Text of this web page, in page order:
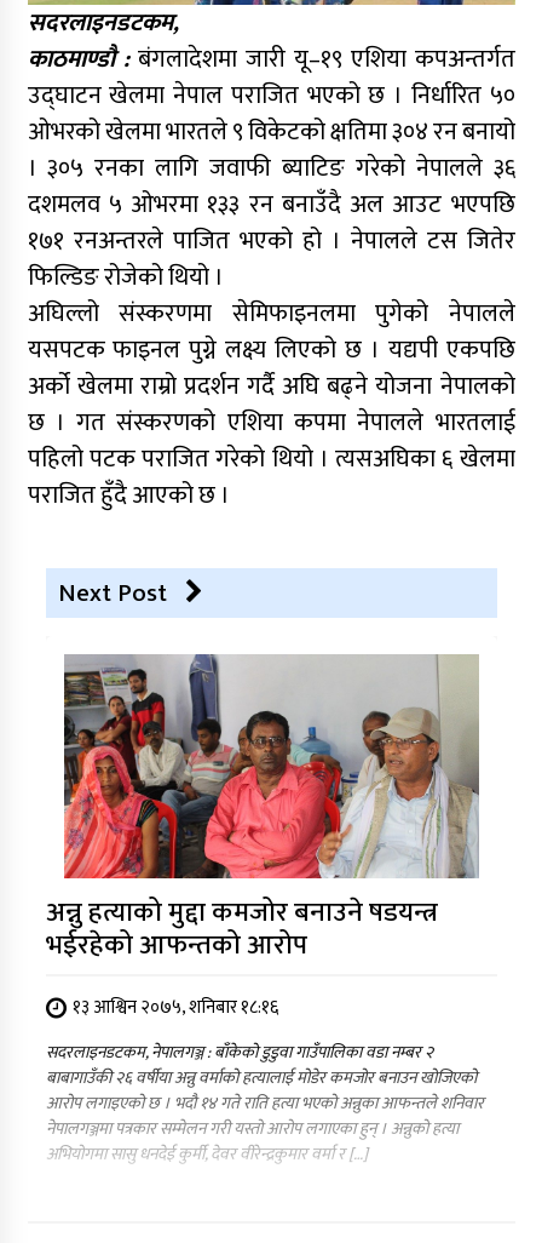
सदरलाइनडटकम,
काठमाण्डौ :बंगलादेशमा जारी यू–१९ एशिया कपअन्तर्गत
उद्घाटन खेलमा नेपाल पराजित भएको छ । निर्धारित ५०
ओभरको खेलमा भारतले ९ विकेटको क्षतिमा ३०४ रन बनायो
। ३०५ रनका लागि जवाफी ब्याटिङ गरेको नेपालले ३६
दशमलव ५ ओभरमा १३३ रन बनाउँदै अल आउट भएपछि
१७१ रनअन्तरले पाजित भएको हो । नेपालले टस जितेर
फिल्डिङ रोजेको थियो ।
अघिल्लो संस्करणमा सेमिफाइनलमा पुगेको नेपालले
यसपटक फाइनल पुग्ने लक्ष्य लिएको छ । यद्यपी एकपछि
अर्को खेलमा राम्रो प्रदर्शन गर्दै अघि बढ्ने योजना नेपालको
छ । गत संस्करणको एशिया कपमा नेपालले भारतलाई
पहिलो पटक पराजित गरेको थियो । त्यसअघिका ६ खेलमा
पराजित हुँदै आएको छ ।
Next Post
अन्नु हत्याको मुद्दा कमजोर बनाउने षडयन्त्र
भईरहेको आफन्तको आरोप
१३ आश्विन २०७५, शनिबार १८:१६
सदरलाइनडटकम, नेपालगञ्ज : बाँकेको डुडुवा गाउँपालिका वडा नम्बर २
बाबागाउँकी २६ वर्षीया अन्नु वर्माको हत्यालाई मोडेर कमजोर बनाउन खोजिएको
आरोप लगाइएको छ । भदौ १४ गते राति हत्या भएको अन्नुका आफन्तले शनिवार
नेपालगञ्जमा पत्रकार सम्मेलन गरी यस्तो आरोप लगाएका हुन् । अन्नुको हत्या
अभियोगमा सासु धनदेई कुर्मी, देवर वीरेन्द्रकुमार वर्मा र […]